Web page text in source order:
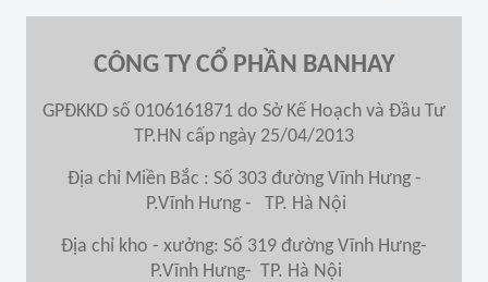
CÔNG TY CỔ PHẦN BANHAY
GPĐKKD số 0106161871 do Sở Kế Hoạch và Đầu Tư
TP.HN cấp ngày 25/04/2013
Địa chỉ Miền Bắc : Số 303 đường Vĩnh Hưng -
P.Vĩnh Hưng - TP. Hà Nội
Địa chỉ kho - xưởng: Số 319 đường Vĩnh Hưng-
P.Vĩnh Hưng- TP. Hà Nội